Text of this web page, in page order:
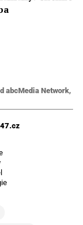
abcMedia Network,